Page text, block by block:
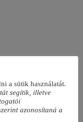
a sütik használatát.
segítik, illetve
azonosítaná a